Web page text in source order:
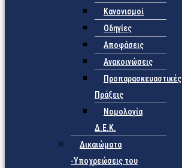
Κανονισμοί
Οδηγίες
Αποφάσεις
Ανακοινώσεις
Προπαρασκευαστικές
Πράξεις
Νομολογία
Δ.Ε.Κ.
Δικαιώματα
-Υποχρεώσεις του